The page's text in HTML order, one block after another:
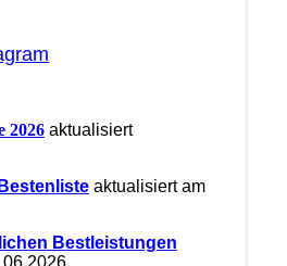
2026 aktualisiert
aktualisiert am
Bestleistungen